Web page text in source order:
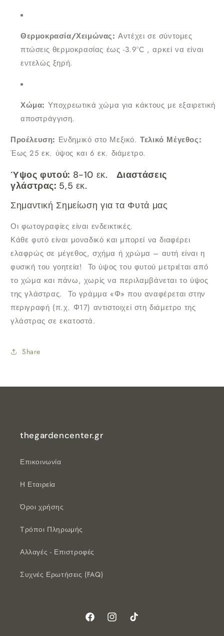
Θερμοκρασία/Χειμώνας: Αντέχει σε σύντομες
πτώσεις θερμοκρασίας έως -3.9°C , αρκεί να είναι
εντελώς ξηρή.
Χώμα: Υποχρεωτικά χώμα για κάκτους με εξαιρετική
αποστράγγιση.
Προέλευση: Ενδημικό στο Μεξικό.Τελικό Μέγεθος:
Έως 25 εκ. ύψος και 6 εκ. διάμετρο.
Ύψος φυτού: 8-10 εκ. Διαστάσεις
γλάστρας: 5,5 εκ.
Σημαντική Σημείωση για τα Φυτά μας
Οι φωτογραφίες είναι ενδεικτικές.
Κάθε φυτό είναι μοναδικό και μπορεί να διαφέρει
ελαφρώς σε μέγεθος, σχήμα ή χρώμα – αυτή είναι η
φυσική του γοητεία! Το ύψος του φυτού μετριέται από
το χώμα και πάνω, χωρίς να περιλαμβάνεται το ύψος
της γλάστρας. Το γράμμα «Φ» που αναφέρεται στην
περιγραφή (π.χ. Φ17) αντιστοιχεί στη διάμετρο της
γλάστρας σε εκατοστά.
Share
thegardencenter.gr
Επικοινωνία
Η Εταιρεία
Όροι χρήσης
Τρόποι Πληρωμής
Αλλαγές - Επιστροφές
Συχνές Ερωτήσεις (FAQ)
FacebookInstagramTikTok